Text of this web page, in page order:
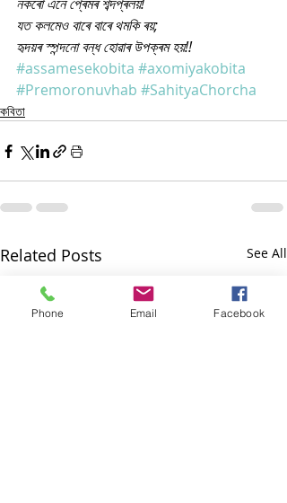
যত কলমেও বাৰে বাৰে থমকি ৰয়;
হৃদয়ৰ স্পন্দনো বন্ধ হোৱাৰ উপক্ৰম হয়!!
#assamesekobita #axomiyakobita
#Premoronuvhab #SahityaChorcha
কবিতা
Related Posts See All
Phone Email Facebook